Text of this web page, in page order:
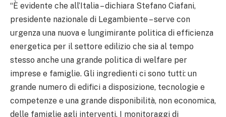
“È evidente che all’Italia – dichiara Stefano Ciafani,
presidente nazionale di Legambiente – serve con
urgenza una nuova e lungimirante politica di efficienza
energetica per il settore edilizio che sia al tempo
stesso anche una grande politica di welfare per
imprese e famiglie. Gli ingredienti ci sono tutti: un
grande numero di edifici a disposizione, tecnologie e
competenze e una grande disponibilità, non economica,
delle famiglie agli interventi. I monitoraggi di